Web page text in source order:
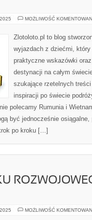
MOŻLIWOŚĆ
Zlotoloto.pl to blog
wyjazdach z dziećmi, który
praktyczne wskazówki
destynacji na całym
szukające rzetelnych treści
inspiracji po świecie
polecamy Rumunia i
być jednocześnie osiągalne,
po kroku […]
MOŻLIWOŚĆ